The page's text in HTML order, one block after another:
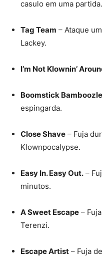
casulo em uma partida.
Tag Team – Ataque
Lackey.
I’m Not Klownin’
Boomstick Bamboozle
espingarda.
Close Shave – Fuja
Klownpocalypse.
Easy In. Easy Out. –
minutos.
A Sweet Escape –
Terenzi.
Escape Artist – Fuja